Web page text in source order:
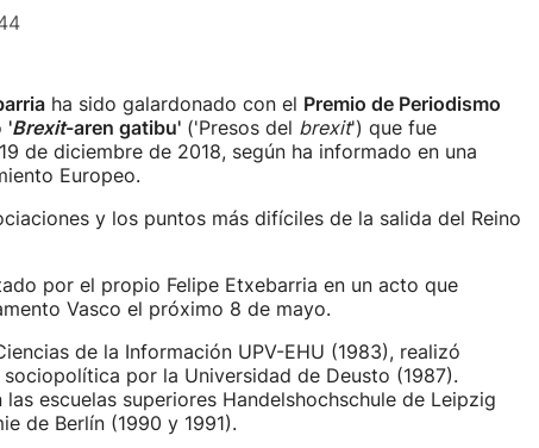
ha sido galardonado con el Premio de Periodismo
'Brexit-aren gatibu'('Presos del brexit') que fue
de diciembre de 2018, según ha informado en una
Europeo.
y los puntos más difíciles de la salida del Reino
por el propio Felipe Etxebarria en un acto que
Vasco el próximo 8 de mayo.
de la Información UPV-EHU (1983), realizó
por la Universidad de Deusto (1987).
escuelas superiores Handelshochschule de Leipzig
de Berlín (1990 y 1991).